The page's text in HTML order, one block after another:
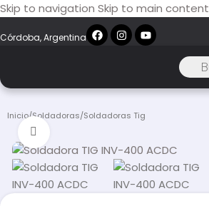
Skip to navigation Skip to main content
Córdoba, Argentina
Inicio/Soldadoras/Soldadoras Tig